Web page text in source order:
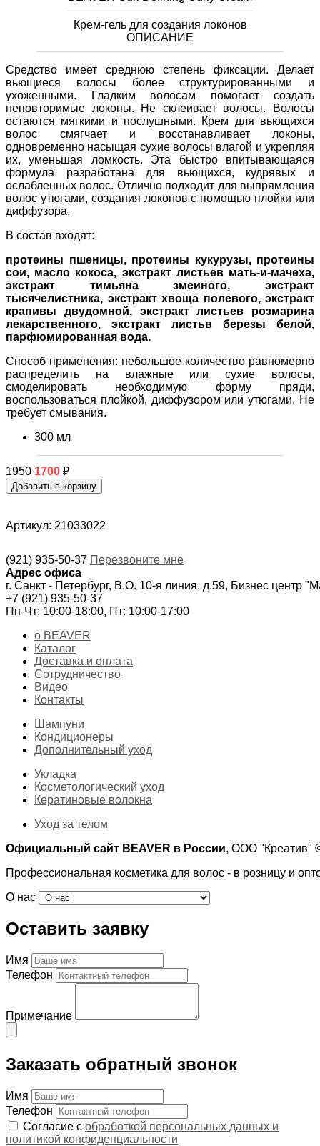
Крем-гель для создания локонов
ОПИСАНИЕ
Средство имеет среднюю степень фиксации. Делает
вьющиеся волосы более структурированными и
ухоженными. Гладким волосам помогает создать
неповторимые локоны. Не склеивает волосы. Волосы
остаются мягкими и послушными. Крем для вьющихся
волос смягчает и восстанавливает локоны,
одновременно насыщая сухие волосы влагой и укрепляя
их, уменьшая ломкость. Эта быстро впитывающаяся
формула разработана для вьющихся, кудрявых и
ослабленных волос. Отлично подходит для выпрямления
волос утюгами, создания локонов с помощью плойки или
диффузора.
В состав входят:
протеины пшеницы, протеины кукурузы, протеины
сои, масло кокоса, экстракт листьев мать-и-мачеха,
экстракт тимьяна змеиного, экстракт
тысячелистника, экстракт хвоща полевого, экстракт
крапивы двудомной, экстракт листьев розмарина
лекарственного, экстракт листьв березы белой,
парфюмированная вода.
Способ применения: небольшое количество равномерно
распределить на влажные или сухие волосы,
смоделировать необходимую форму пряди,
воспользоваться плойкой, диффузором или утюгами. Не
требует смывания.
300 мл
1950 1700 ₽
Артикул: 21033022
(921) 935-50-37 Перезвоните мне
Адрес офиса
г. Санкт - Петербург, В.О. 10-я линия, д.59, Бизнес центр
+7 (921) 935-50-37
Пн-Чт: 10:00-18:00, Пт: 10:00-17:00
о BEAVER
Каталог
Доставка и оплата
Сотрудничество
Видео
Контакты
Шампуни
Кондиционеры
Дополнительный уход
Укладка
Косметологический уход
Кератиновые волокна
Уход за телом
Официальный сайт BEAVER в России, ООО "Креатив"
Профессиональная косметика для волос - в розницу и
О нас
Оставить заявку
Имя
Телефон
Примечание
Заказать обратный звонок
Имя
Телефон
Согласие с обработкой персональных данных и
политикой конфиденциальности